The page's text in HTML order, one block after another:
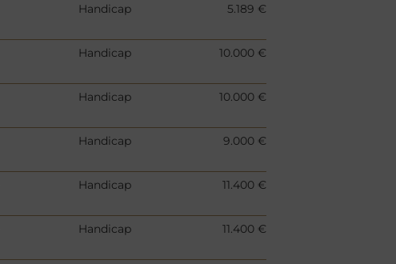
Handicap
5.189 €
Handicap
10.000 €
Handicap
10.000 €
Handicap
9.000 €
Handicap
11.400 €
Handicap
11.400 €